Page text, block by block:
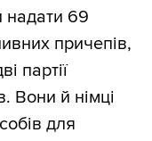
надати 69
причепів,
партії
Вони й німці
для